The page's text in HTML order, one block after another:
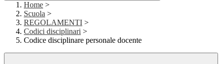
Home >
Scuola >
REGOLAMENTI >
Codici disciplinari >
Codice disciplinare personale docente